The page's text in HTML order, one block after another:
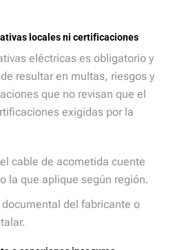
locales ni certificaciones
eléctricas es obligatorio y
resultar en multas, riesgos y
que no revisan que el
exigidas por la
cable de acometida cuente
la que aplique según región.
documental del fabricante o